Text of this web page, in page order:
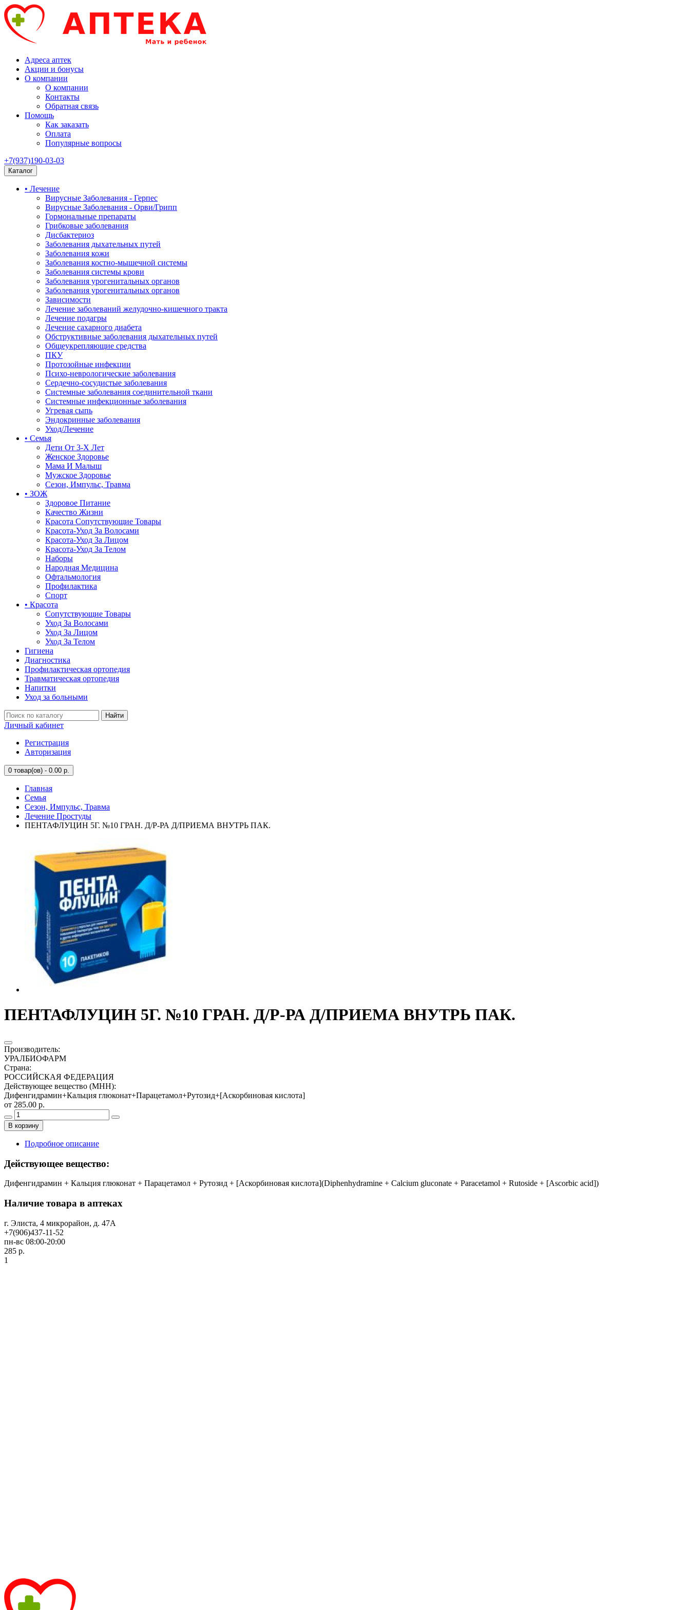
Адреса аптек
Акции и бонусы
О компании
О компании
Контакты
Обратная связь
Помощь
Как заказать
Оплата
Популярные вопросы
+7(937)190-03-03
Каталог
• Лечение
Вирусные Заболевания - Герпес
Вирусные Заболевания - Орви/Грипп
Гормональные препараты
Грибковые заболевания
Дисбактериоз
Заболевания дыхательных путей
Заболевания кожи
Заболевания костно-мышечной системы
Заболевания системы крови
Заболевания урогенитальных органов
Заболевания урогенитальных органов
Зависимости
Лечение заболеваний желудочно-кишечного тракта
Лечение подагры
Лечение сахарного диабета
Обструктивные заболевания дыхательных путей
Общеукрепляющие средства
ПКУ
Протозойные инфекции
Психо-неврологические заболевания
Сердечно-сосудистые заболевания
Системные заболевания соединительной ткани
Системные инфекционные заболевания
Угревая сыпь
Эндокринные заболевания
Уход/Лечение
• Семья
Дети От 3-Х Лет
Женское Здоровье
Мама И Малыш
Мужское Здоровье
Сезон, Импульс, Травма
• ЗОЖ
Здоровое Питание
Качество Жизни
Красота Сопутствующие Товары
Красота-Уход За Волосами
Красота-Уход За Лицом
Красота-Уход За Телом
Наборы
Народная Медицина
Офтальмология
Профилактика
Спорт
• Красота
Сопутствующие Товары
Уход За Волосами
Уход За Лицом
Уход За Телом
Гигиена
Диагностика
Профилактическая ортопедия
Травматическая ортопедия
Напитки
Уход за больными
Найти
Личный кабинет
Регистрация
Авторизация
0 товар(ов) - 0.00 р.
Главная
Семья
Сезон, Импульс, Травма
Лечение Простуды
ПЕНТАФЛУЦИН 5Г. №10 ГРАН. Д/Р-РА Д/ПРИЕМА ВНУТРЬ ПАК.
ПЕНТАФЛУЦИН 5Г. №10 ГРАН. Д/Р-РА Д/ПРИЕМА ВНУТРЬ ПАК.
Производитель:
УРАЛБИОФАРМ
Страна:
РОССИЙСКАЯ ФЕДЕРАЦИЯ
Действующее вещество (МНН):
Дифенгидрамин+Кальция глюконат+Парацетамол+Рутозид+[Аскорбиновая кислота]
от 285.00 р.
В корзину
Подробное описание
Действующее вещество:
Дифенгидрамин + Кальция глюконат + Парацетамол + Рутозид + [Аскорбиновая кислота](Diphenhydramine + Calcium gluconate + Paracetamol + Rutoside + [Ascorbic acid])
Наличие товара в аптеках
г. Элиста, 4 микрорайон, д. 47А
+7(906)437-11-52
пн-вс 08:00-20:00
285 р.
1